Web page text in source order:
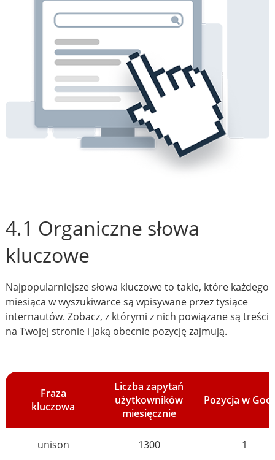
4.1 Organiczne słowa
kluczowe
Najpopularniejsze słowa kluczowe to takie, które każdego
miesiąca w wyszukiwarce są wpisywane przez tysiące
internautów. Zobacz, z którymi z nich powiązane są treści
na Twojej stronie i jaką obecnie pozycję zajmują.
Fraza
kluczowa
Liczba zapytań
użytkowników
miesięcznie
Pozycja w
unison 1300 1